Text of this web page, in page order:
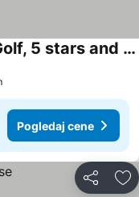
Stunning suite at Hotel Del Golf, 5 stars and frontline Golf, Porto Banus, Marbella
Pogledaj cene
Deli